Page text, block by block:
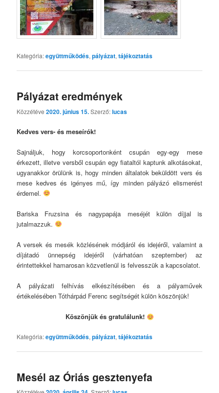
Kategória:együttműködés,pályázat,tájékoztatás
Pályázat eredmények
Közzétéve2020. június 15.Szerző:lucas
Kedves vers- és meseírók!
Sajnáljuk, hogy korcsoportonként csupán egy-egy mese
érkezett, illetve versből csupán egy fiataltól kaptunk alkotásokat,
ugyanakkor örülünk is, hogy minden általatok beküldött vers és
mese kedves és igényes mű, így minden pályázó elismerést
érdemel.
Bariska Fruzsina és nagypapája meséjét külön díjjal is
jutalmazzuk.
A versek és mesék közlésének módjáról és idejéről, valamint a
díjátadó ünnepség idejéről (várhatóan szeptember) az
érintettekkel hamarosan közvetlenül is felvesszük a kapcsolatot.
A pályázati felhívás elkészítésében és a pályaművek
értékelésében Tóthárpád Ferenc segítségét külön köszönjük!
Köszönjük és gratulálunk!
Kategória:együttműködés,pályázat,tájékoztatás
Mesél az Óriás gesztenyefa